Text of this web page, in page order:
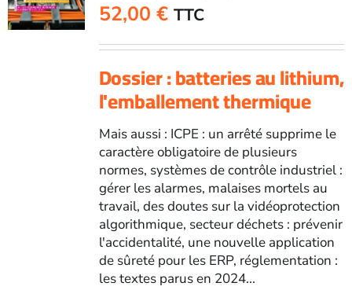
52,00 € TTC
Dossier : batteries au lithium,
l'emballement thermique
Mais aussi : ICPE : un arrêté supprime le
caractère obligatoire de plusieurs
normes, systèmes de contrôle industriel :
gérer les alarmes, malaises mortels au
travail, des doutes sur la vidéoprotection
algorithmique, secteur déchets : prévenir
l'accidentalité, une nouvelle application
de sûreté pour les ERP, réglementation :
les textes parus en 2024...